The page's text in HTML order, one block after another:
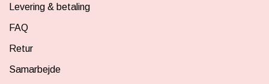
rigtige ponyentusiaster. Find dine Black Weekend
Levering & betaling
FAQ
Retur
Samarbejde